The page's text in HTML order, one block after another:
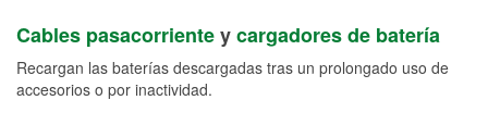
Cables pasacorrienteycargadores de batería
Recargan las baterías descargadas tras un prolongado uso de
accesorios o por inactividad.